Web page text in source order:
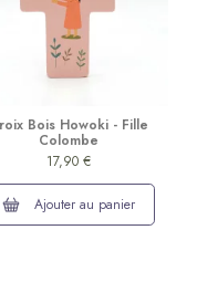
Bois Howoki - Fille
Colombe
17,90 €
Ajouter au panier